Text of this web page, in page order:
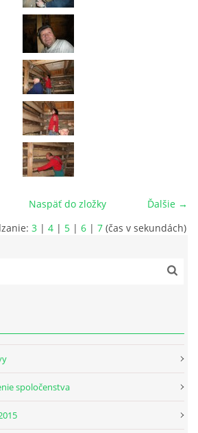
© 2026 eStránky.sk
Ďalšie →
Naspäť do zložky
3| 4| 5| 6| 7(čas v sekundách)
spoločenstva